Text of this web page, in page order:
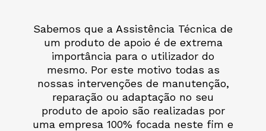
Sabemos que a Assistência Técnica de
um produto de apoio é de extrema
importância para o utilizador do
mesmo. Por este motivo todas as
nossas intervenções de manutenção,
reparação ou adaptação no seu
produto de apoio são realizadas por
uma empresa 100% focada neste fim e